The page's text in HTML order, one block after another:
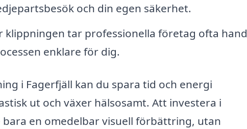
och din egen säkerhet.
klippningen tar professionella företag ofta hand
enklare för dig.
i Fagerfjäll kan du spara tid och energi
ut och växer hälsosamt. Att investera i
en omedelbar visuell förbättring, utan